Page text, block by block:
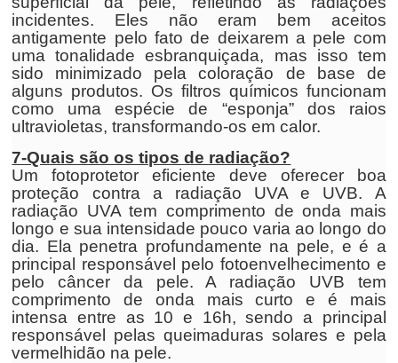
incidentes. Eles não eram bem aceitos
antigamente pelo fato de deixarem a pele com
uma tonalidade esbranquiçada, mas isso tem
sido minimizado pela coloração de base de
alguns produtos. Os filtros químicos funcionam
como uma espécie de “esponja” dos raios
ultravioletas, transformando-os em calor.
7-Quais são os tipos de radiação?
Um fotoprotetor eficiente deve oferecer boa
proteção contra a radiação UVA e UVB. A
radiação UVA tem comprimento de onda mais
longo e sua intensidade pouco varia ao longo do
dia. Ela penetra profundamente na pele, e é a
principal responsável pelo fotoenvelhecimento e
pelo câncer da pele. A radiação UVB tem
comprimento de onda mais curto e é mais
intensa entre as 10 e 16h, sendo a principal
responsável pelas queimaduras solares e pela
vermelhidão na pele.